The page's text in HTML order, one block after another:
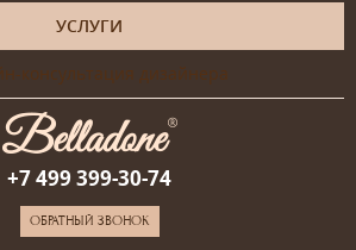
УСЛУГИ
консультация дизайнера
+7 499 399-30-74
ОБРАТНЫЙ ЗВОНОК